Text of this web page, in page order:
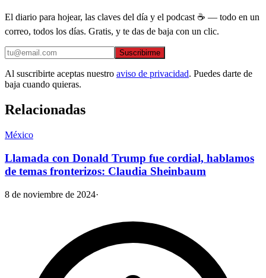
El diario para hojear, las claves del día y el podcast ☕ — todo en un
correo, todos los días. Gratis, y te das de baja con un clic.
Suscribirme
Al suscribirte aceptas nuestro aviso de privacidad. Puedes darte de
baja cuando quieras.
Relacionadas
México
Llamada con Donald Trump fue cordial, hablamos
de temas fronterizos: Claudia Sheinbaum
8 de noviembre de 2024·